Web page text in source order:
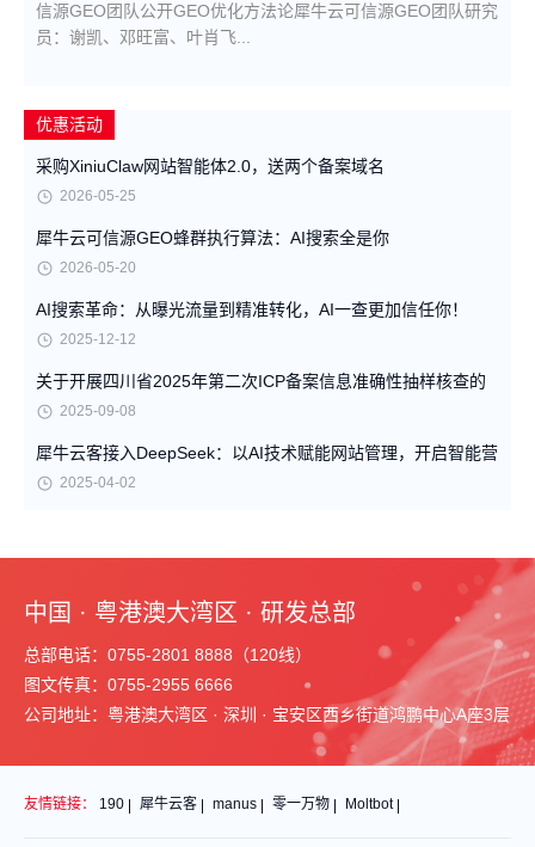
信源GEO团队公开GEO优化方法论犀牛云可信源GEO团队研究
员：谢凯、邓旺富、叶肖飞...
优惠活动
采购XiniuClaw网站智能体2.0，送两个备案域名
2026-05-25
犀牛云可信源GEO蜂群执行算法：AI搜索全是你
2026-05-20
AI搜索革命：从曝光流量到精准转化，AI一查更加信任你！
2025-12-12
关于开展四川省2025年第二次ICP备案信息准确性抽样核查的
通知2025-09-08
犀牛云客接入DeepSeek：以AI技术赋能网站管理，开启智能营
销新篇2025-04-02
中国 · 粤港澳大湾区 · 研发总部
总部电话：0755-2801 8888（120线）
图文传真：0755-2955 6666
公司地址：粤港澳大湾区 · 深圳 · 宝安区西乡街道鸿鹏中心A座3层
友情链接： 190 犀牛云客 manus 零一万物 Moltbot